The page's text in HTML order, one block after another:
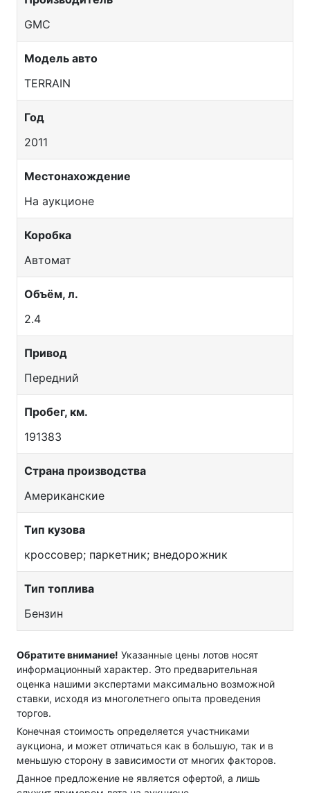
GMC
Модель авто
TERRAIN
Год
2011
Местонахождение
На аукционе
Коробка
Автомат
Объём, л.
2.4
Привод
Передний
Пробег, км.
191383
Страна производства
Американские
Тип кузова
кроссовер; паркетник; внедорожник
Тип топлива
Бензин
Обратите внимание! Указанные цены лотов носят
информационный характер. Это предварительная
оценка нашими экспертами максимально возможной
ставки, исходя из многолетнего опыта проведения
торгов.
Конечная стоимость определяется участниками
аукциона, и может отличаться как в большую, так и в
меньшую сторону в зависимости от многих факторов.
Данное предложение не является офертой, а лишь